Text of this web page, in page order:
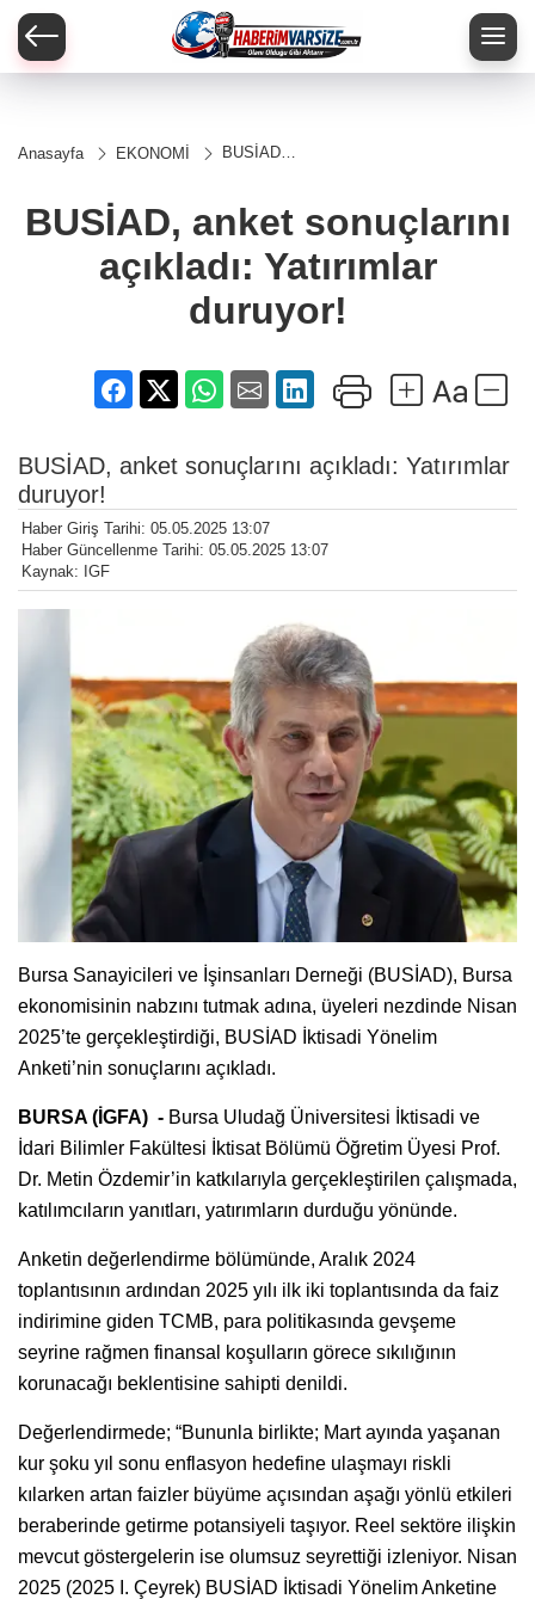
Anasayfa EKONOMİ
BUSİAD,
açıkladı:
Yatırımlar
BUSİAD, anket sonuçlarını
açıkladı: Yatırımlar
duruyor!
BUSİAD, anket sonuçlarını açıkladı: Yatırımlar
duruyor!
Haber Giriş Tarihi: 05.05.2025 13:07
Haber Güncellenme Tarihi: 05.05.2025 13:07
Kaynak: IGF
Bursa Sanayicileri ve İşinsanları Derneği (BUSİAD), Bursa
ekonomisinin nabzını tutmak adına, üyeleri nezdinde Nisan
2025’te gerçekleştirdiği, BUSİAD İktisadi Yönelim
Anketi’nin sonuçlarını açıkladı.
BURSA (İGFA) - Bursa Uludağ Üniversitesi İktisadi ve
İdari Bilimler Fakültesi İktisat Bölümü Öğretim Üyesi Prof.
Dr. Metin Özdemir’in katkılarıyla gerçekleştirilen çalışmada,
katılımcıların yanıtları, yatırımların durduğu yönünde.
Anketin değerlendirme bölümünde, Aralık 2024
toplantısının ardından 2025 yılı ilk iki toplantısında da faiz
indirimine giden TCMB, para politikasında gevşeme
seyrine rağmen finansal koşulların görece sıkılığının
korunacağı beklentisine sahipti denildi.
Değerlendirmede; “Bununla birlikte; Mart ayında yaşanan
kur şoku yıl sonu enflasyon hedefine ulaşmayı riskli
kılarken artan faizler büyüme açısından aşağı yönlü etkileri
beraberinde getirme potansiyeli taşıyor. Reel sektöre ilişkin
mevcut göstergelerin ise olumsuz seyrettiği izleniyor. Nisan
2025 (2025 I. Çeyrek) BUSİAD İktisadi Yönelim Anketine